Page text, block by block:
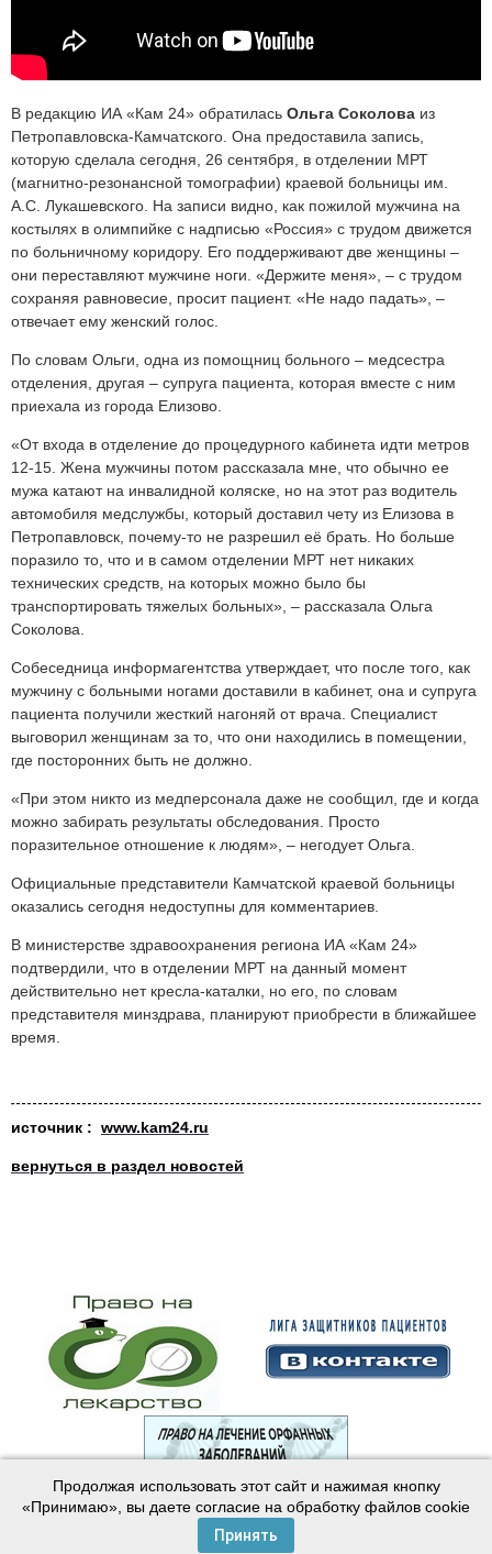
В редакцию ИА «Кам 24» обратилась Ольга Соколова из
Петропавловска-Камчатского. Она предоставила запись,
которую сделала сегодня, 26 сентября, в отделении МРТ
(магнитно-резонансной томографии) краевой больницы им.
А.С. Лукашевского. На записи видно, как пожилой мужчина на
костылях в олимпийке с надписью «Россия» с трудом движется
по больничному коридору. Его поддерживают две женщины –
они переставляют мужчине ноги. «Держите меня», – с трудом
сохраняя равновесие, просит пациент. «Не надо падать», –
отвечает ему женский голос.
По словам Ольги, одна из помощниц больного – медсестра
отделения, другая – супруга пациента, которая вместе с ним
приехала из города Елизово.
«От входа в отделение до процедурного кабинета идти метров
12-15. Жена мужчины потом рассказала мне, что обычно ее
мужа катают на инвалидной коляске, но на этот раз водитель
автомобиля медслужбы, который доставил чету из Елизова в
Петропавловск, почему-то не разрешил её брать. Но больше
поразило то, что и в самом отделении МРТ нет никаких
технических средств, на которых можно было бы
транспортировать тяжелых больных», – рассказала Ольга
Соколова.
Собеседница информагентства утверждает, что после того, как
мужчину с больными ногами доставили в кабинет, она и супруга
пациента получили жесткий нагоняй от врача. Специалист
выговорил женщинам за то, что они находились в помещении,
где посторонних быть не должно.
«При этом никто из медперсонала даже не сообщил, где и когда
можно забирать результаты обследования. Просто
поразительное отношение к людям», – негодует Ольга.
Официальные представители Камчатской краевой больницы
оказались сегодня недоступны для комментариев.
В министерстве здравоохранения региона ИА «Кам 24»
подтвердили, что в отделении МРТ на данный момент
действительно нет кресла-каталки, но его, по словам
представителя минздрава, планируют приобрести в ближайшее
время.
источник : www.kam24.ru
вернуться в раздел новостей
© 2003—2024 Лига защитников пациентов
Создание сайта — Интернет-студияМайер
Продолжая использовать этот сайт и нажимая кнопку
«Принимаю», вы даете согласие на обработку файлов cookie
Принять